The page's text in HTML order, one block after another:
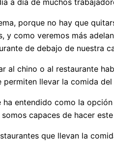
porque no hay que
y como veremos más
de debajo de nuestra
al chino o al restaurante
llevar la comida
ha entendido como la
capaces de hacer
que llevan la